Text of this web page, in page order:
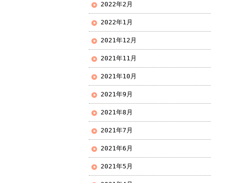
2022年2月
2022年1月
2021年12月
2021年11月
2021年10月
2021年9月
2021年8月
2021年7月
2021年6月
2021年5月